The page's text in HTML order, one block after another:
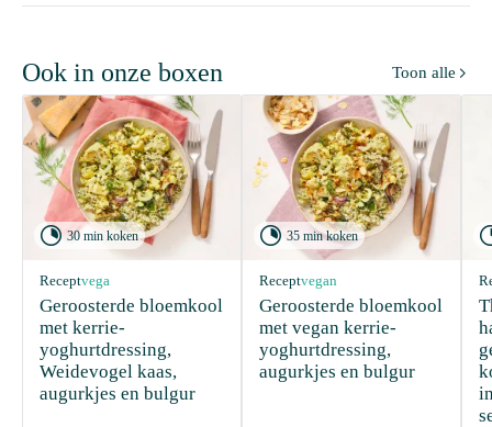
Ook in onze boxen Toon alle 
30 min koken
Receptvega
Geroosterde bloemkool
met kerrie-
yoghurtdressing,
Weidevogel kaas,
augurkjes en bulgur
 35 min koken
Receptvegan
Geroosterde bloemkool
met vegan kerrie-
yoghurtdressing,
augurkjes en bulgur